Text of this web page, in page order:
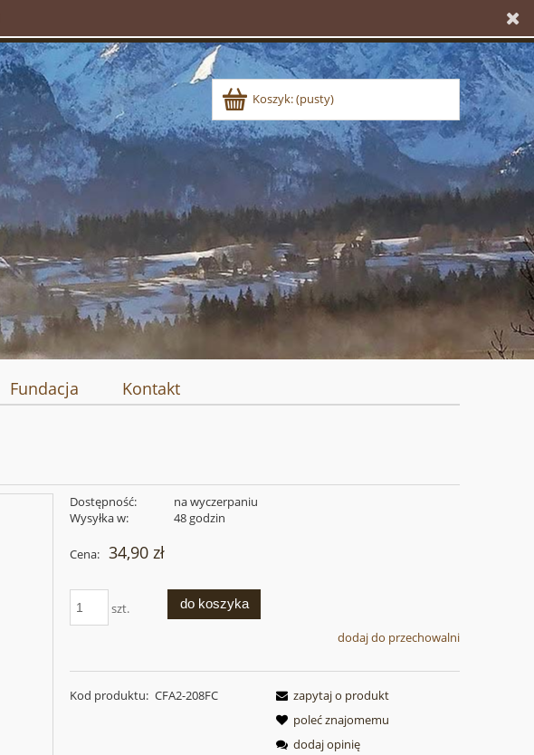
Koszyk:(pusty)
Fundacja Kontakt
Dostępność:
na wyczerpaniu
Wysyłka w:
48 godzin
Cena: 34,90 zł
szt. do koszyka
dodaj do przechowalni
Kod produktu: CFA2-208FC
zapytaj o produkt
poleć znajomemu
dodaj opinię